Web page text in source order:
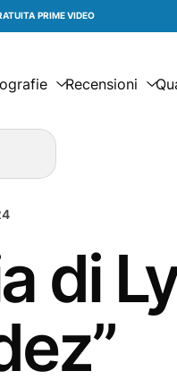
PRIME VIDEO
Recensioni
di